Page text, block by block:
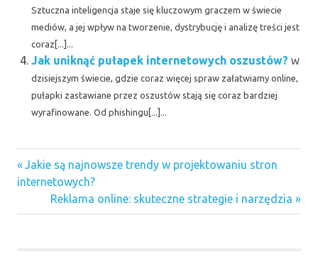
Sztuczna inteligencja staje się kluczowym graczem w świecie
mediów, a jej wpływ na tworzenie, dystrybucję i analizę treści jest
coraz[...]...
Jak uniknąć pułapek internetowych oszustów? W
dzisiejszym świecie, gdzie coraz więcej spraw załatwiamy online,
pułapki zastawiane przez oszustów stają się coraz bardziej
wyrafinowane. Od phishingu[...]...
Nawigacja
wpisu
Previous
Post:
Jakie są najnowsze trendy w projektowaniu stron
internetowych?
Next
Post:
Reklama online: skuteczne strategie i narzędzia